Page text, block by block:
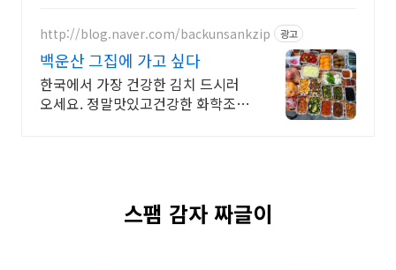
http://blog.naver.com/backunsankzip 광고
백운산 그집에 가고 싶다
한국에서 가장 건강한 김치 드시러
오세요. 정말맛있고건강한 화학조미
스팸 감자 짜글이